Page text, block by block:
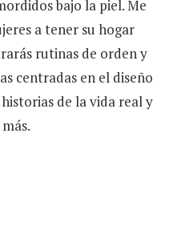
bajo la piel. Me
a tener su hogar
rutinas de orden y
centradas en el diseño
de la vida real y